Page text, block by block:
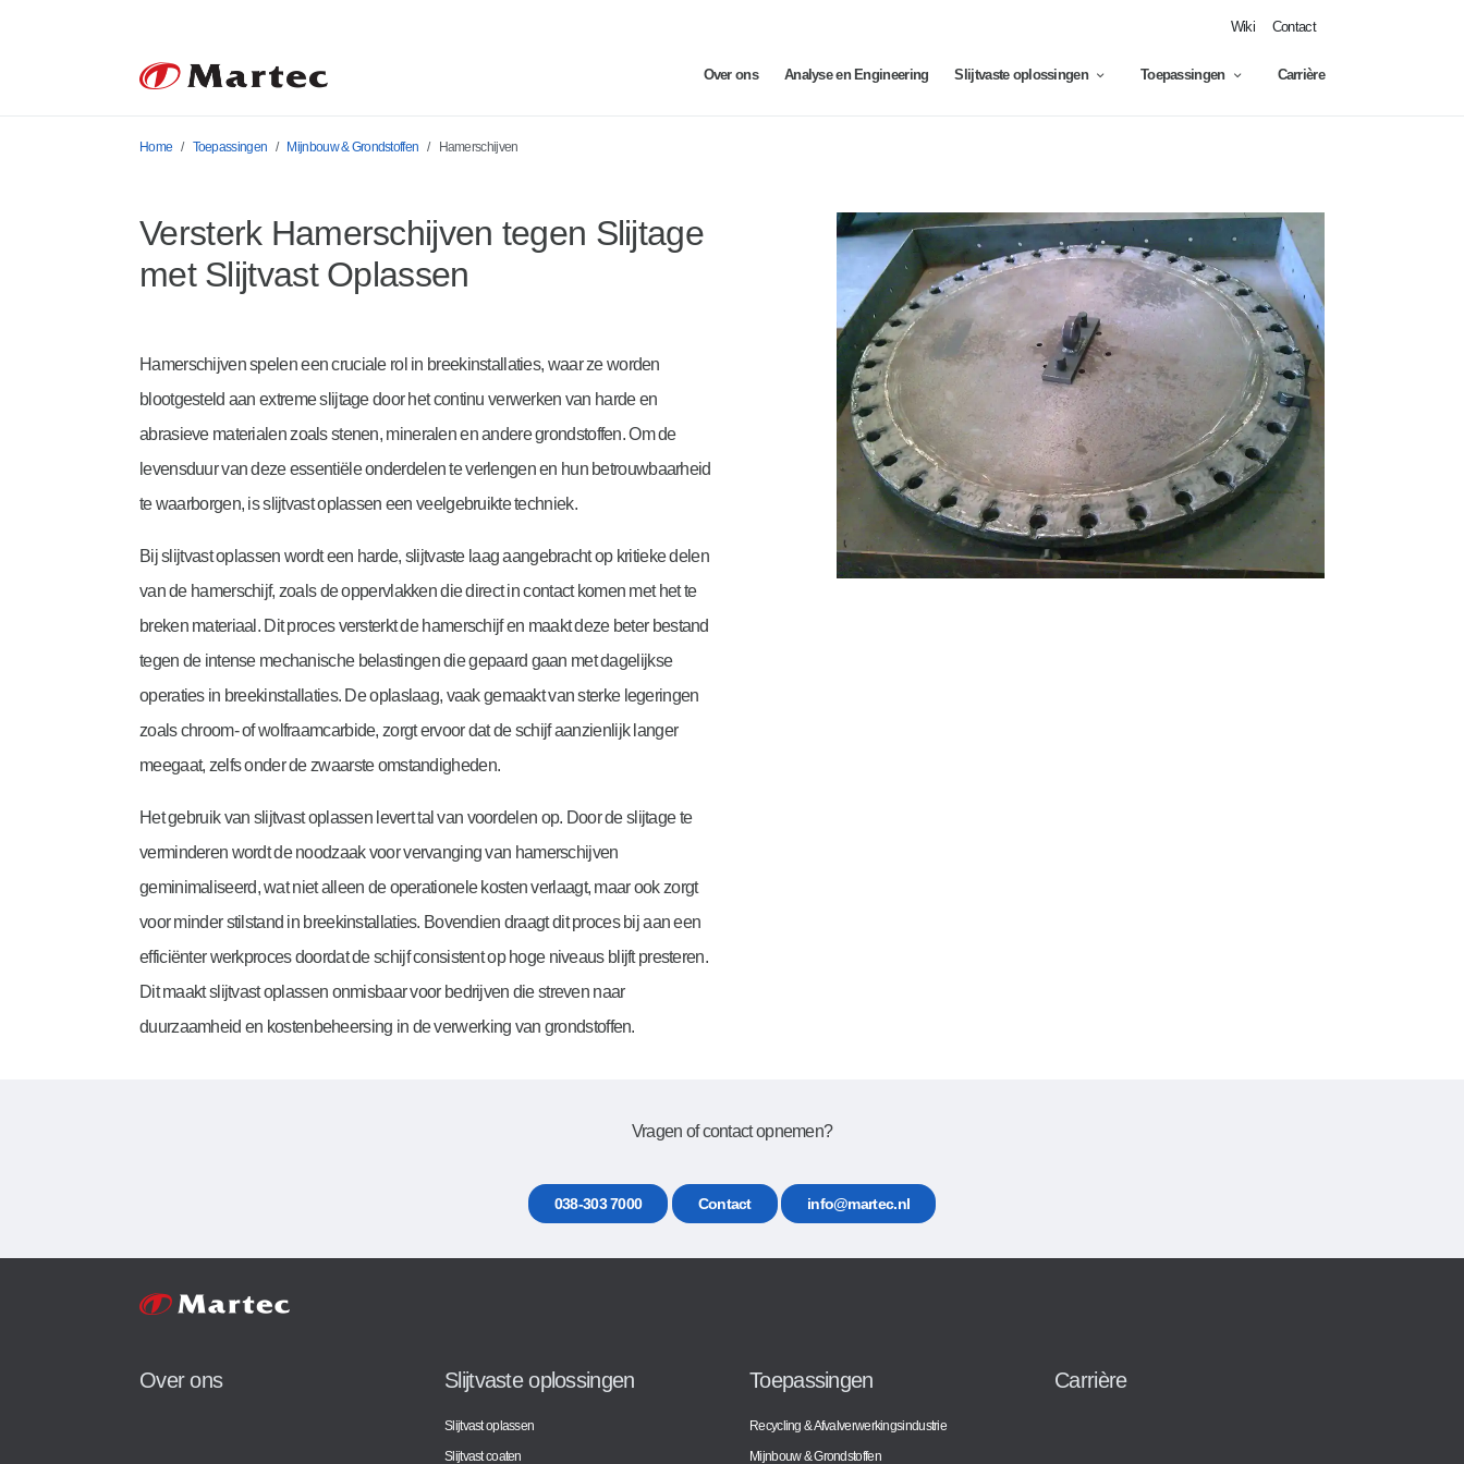
Wiki Contact
Over ons Analyse en Engineering Slijtvaste oplossingen Toepassingen Carrière
Home Toepassingen Mijnbouw & Grondstoffen Hamerschijven
Versterk Hamerschijven tegen Slijtage
met Slijtvast Oplassen
Hamerschijven spelen een cruciale rol in breekinstallaties, waar ze worden
blootgesteld aan extreme slijtage door het continu verwerken van harde en
abrasieve materialen zoals stenen, mineralen en andere grondstoffen. Om de
levensduur van deze essentiële onderdelen te verlengen en hun betrouwbaarheid
te waarborgen, is slijtvast oplassen een veelgebruikte techniek.
Bij slijtvast oplassen wordt een harde, slijtvaste laag aangebracht op kritieke delen
van de hamerschijf, zoals de oppervlakken die direct in contact komen met het te
breken materiaal. Dit proces versterkt de hamerschijf en maakt deze beter bestand
tegen de intense mechanische belastingen die gepaard gaan met dagelijkse
operaties in breekinstallaties. De oplaslaag, vaak gemaakt van sterke legeringen
zoals chroom- of wolfraamcarbide, zorgt ervoor dat de schijf aanzienlijk langer
meegaat, zelfs onder de zwaarste omstandigheden.
Het gebruik van slijtvast oplassen levert tal van voordelen op. Door de slijtage te
verminderen wordt de noodzaak voor vervanging van hamerschijven
geminimaliseerd, wat niet alleen de operationele kosten verlaagt, maar ook zorgt
voor minder stilstand in breekinstallaties. Bovendien draagt dit proces bij aan een
efficiënter werkproces doordat de schijf consistent op hoge niveaus blijft presteren.
Dit maakt slijtvast oplassen onmisbaar voor bedrijven die streven naar
duurzaamheid en kostenbeheersing in de verwerking van grondstoffen.
Vragen of contact opnemen?
038-303 7000 Contact info@martec.nl
Over ons Slijtvaste oplossingen
Slijtvast oplassen
Slijtvast coaten
Toepassingen
Recycling & Afvalverwerkingsindustrie
Mijnbouw & Grondstoffen
Carrière